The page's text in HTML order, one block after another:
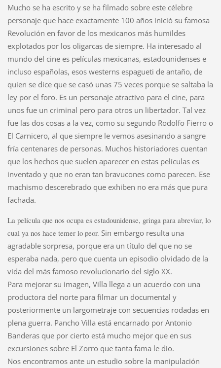
Mucho se ha escrito y se ha filmado sobre este célebre
personaje que hace exactamente 100 años inició su famosa
Revolución en favor de los mexicanos más humildes
explotados por los oligarcas de siempre. Ha interesado al
mundo del cine es películas mexicanas, estadounidenses e
incluso españolas, esos westerns espagueti de antaño, de
quien se dice que se casó unas 75 veces porque se saltaba la
ley por el foro. Es un personaje atractivo para el cine, para
unos fue un criminal pero para otros un libertador. Tal vez
fue las dos cosas a la vez, como su segundo Rodolfo Fierro o
El Carnicero, al que siempre le vemos asesinando a sangre
fría centenares de personas. Muchos historiadores cuentan
que los hechos que suelen aparecer en estas películas es
inventado y que no eran tan bravucones como parecen. Ese
machismo descerebrado que exhiben no era más que pura
fachada.
La película que nos ocupa es estadounidense, gringa para abreviar, lo
cual ya nos hace temer lo peor. Sin embargo resulta una
agradable sorpresa, porque era un título del que no se
esperaba nada, pero que cuenta un episodio olvidado de la
vida del más famoso revolucionario del siglo XX.
Para mejorar su imagen, Villa llega a un acuerdo con una
productora del norte para filmar un documental y
posteriormente un largometraje con secuencias rodadas en
plena guerra. Pancho Villa está encarnado por Antonio
Banderas que por cierto está mucho mejor que en sus
excursiones sobre El Zorro que tanta fama le dio.
Nos encontramos ante un estudio sobre la manipulación